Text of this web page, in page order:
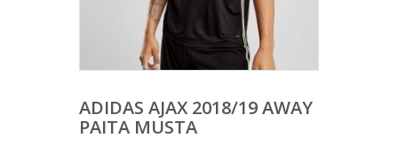
ADIDAS AJAX 2018/19 AWAY
PAITA MUSTA